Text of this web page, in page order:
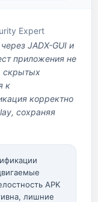
Expert
JADX-GUI и
приложения не
скрытых
к
корректно
сохраняя
APK
лишние